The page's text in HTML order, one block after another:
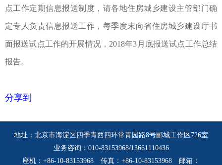
点工作定期信息报送制度，请各地住房城乡建设主管部门确
定专人负责信息报送工作，每季度末向省住房城乡建设厅书
面报送试点工作的开展情况，2018年3月底报送试点工作总结
报告。
分享到
地址：北京市海淀区四季青西四环常青园路8号郦城工作区726室
业务咨询：010-83153968/13661110436
座机：+86-10-83153968 传真：+86-10-83153968 邮箱：